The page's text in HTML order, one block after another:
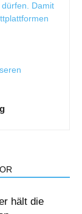
Damit
hält die